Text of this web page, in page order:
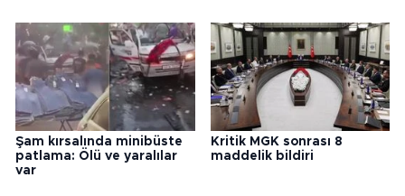
Şam kırsalında minibüste
patlama: Ölü ve yaralılar
var
Kritik MGK sonrası 8
maddelik bildiri